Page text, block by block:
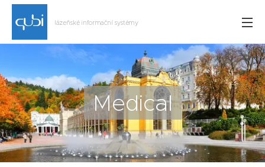
lázeňské informační systémy
Medical